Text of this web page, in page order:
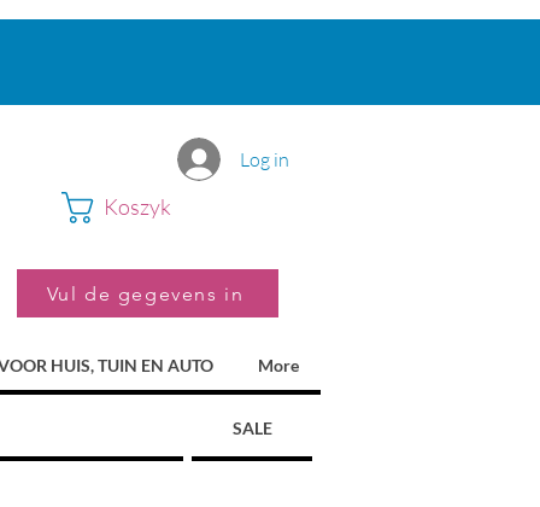
Log in
Koszyk
Vul de gegevens in
HUIS, TUIN EN AUTO More
SALE